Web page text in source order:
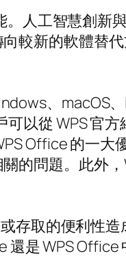
人工智慧創新
較新的軟體替
、macOS、
以從 WPS 官
Office 的一大
的問題。此外
存取的便利性
是 WPS Office